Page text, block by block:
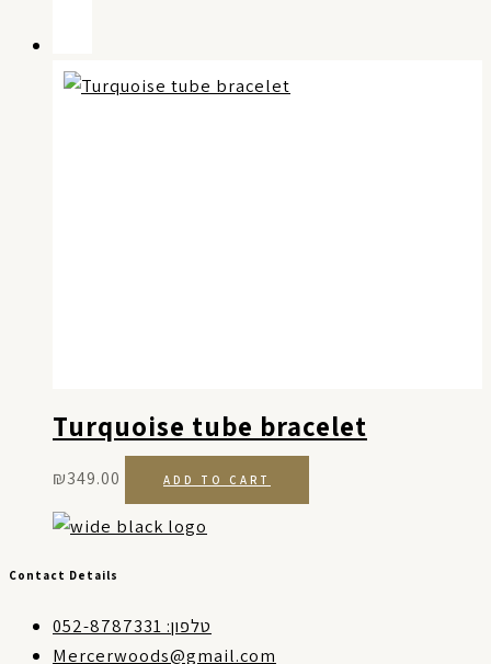
Turquoise tube bracelet
₪349.00 ADD TO CART
Contact Details
טלפון: 052-8787331
Mercerwoods@gmail.com